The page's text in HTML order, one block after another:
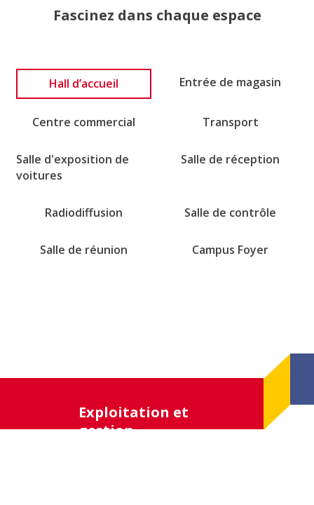
Fascinez dans chaque espace
Hall d’accueil Entrée de magasin
Centre commercial Transport
Salle d'exposition de
voitures
Salle de réception
Radiodiffusion Salle de contrôle
Salle de réunion Campus Foyer
Exploitation et
gestion